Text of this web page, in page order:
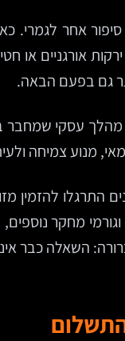
אחר לגמרי.
אורגניים
גם בפעם הבאה.
עסקי שמחבר
מנוע צמיחה
להזמין
השאלה כבר